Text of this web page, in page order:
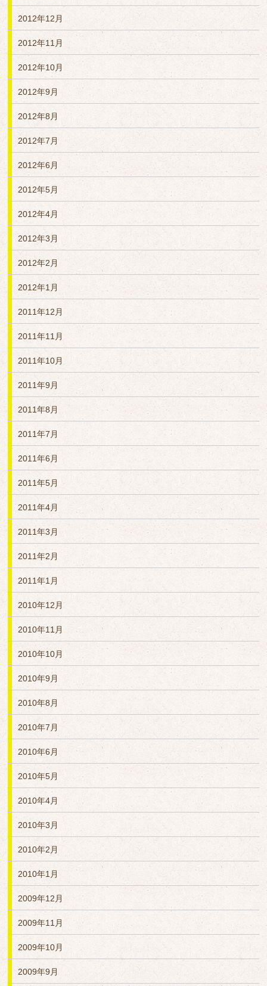
2012年12月
2012年11月
2012年10月
2012年9月
2012年8月
2012年7月
2012年6月
2012年5月
2012年4月
2012年3月
2012年2月
2012年1月
2011年12月
2011年11月
2011年10月
2011年9月
2011年8月
2011年7月
2011年6月
2011年5月
2011年4月
2011年3月
2011年2月
2011年1月
2010年12月
2010年11月
2010年10月
2010年9月
2010年8月
2010年7月
2010年6月
2010年5月
2010年4月
2010年3月
2010年2月
2010年1月
2009年12月
2009年11月
2009年10月
2009年9月